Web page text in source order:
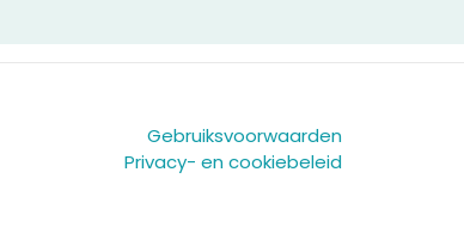
Gebruiksvoorwaarden
Privacy- en cookiebeleid